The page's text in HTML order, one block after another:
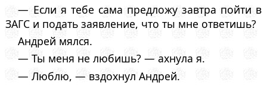
— Если я тебе сама предложу завтра пойти в
ЗАГС и подать заявление, что ты мне ответишь?
Андрей мялся.
— Ты меня не любишь? — ахнула я.
— Люблю, — вздохнул Андрей.